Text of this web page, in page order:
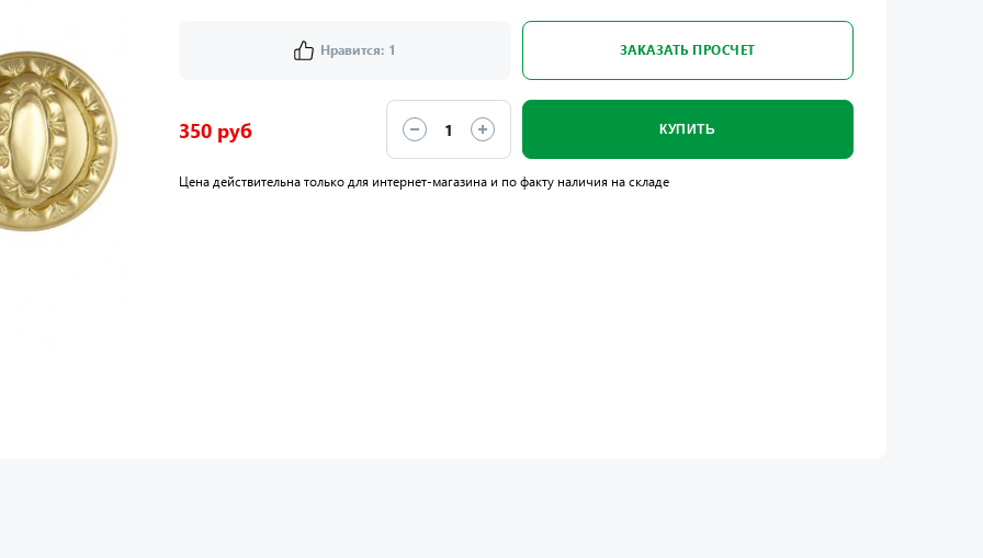
Нравится: 1 ЗАКАЗАТЬ ПРОСЧЕТ
350 руб КУПИТЬ
Цена действительна только для интернет-магазина и по факту наличия на складе